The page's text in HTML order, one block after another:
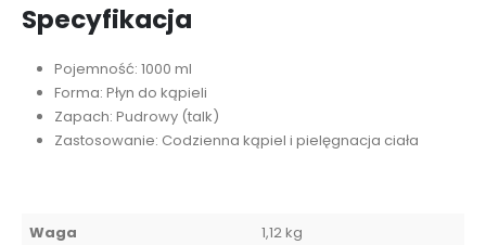
Specyfikacja
Pojemność: 1000 ml
Forma: Płyn do kąpieli
Zapach: Pudrowy (talk)
Zastosowanie: Codzienna kąpiel i pielęgnacja ciała
Waga 1,12 kg